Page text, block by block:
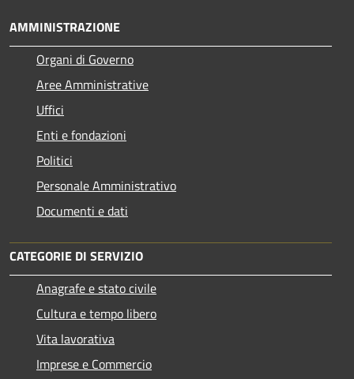
AMMINISTRAZIONE
Organi di Governo
Aree Amministrative
Uffici
Enti e fondazioni
Politici
Personale Amministrativo
Documenti e dati
CATEGORIE DI SERVIZIO
Anagrafe e stato civile
Cultura e tempo libero
Vita lavorativa
Imprese e Commercio